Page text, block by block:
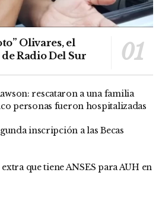
Olivares, el
Radio Del Sur
rescataron a una familia
personas fueron hospitalizadas
inscripción a las Becas
que tiene ANSES para AUH en